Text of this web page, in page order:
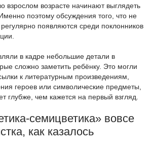
взрослом возрасте начинают выглядеть
поэтому обсуждения того, что не
появляются среди поклонников
в кадре небольшие детали в
сложно заметить ребёнку. Это могли
к литературным произведениям,
героев или символические предметы,
глубже, чем кажется на первый взгляд.
семицветика» вовсе
как казалось